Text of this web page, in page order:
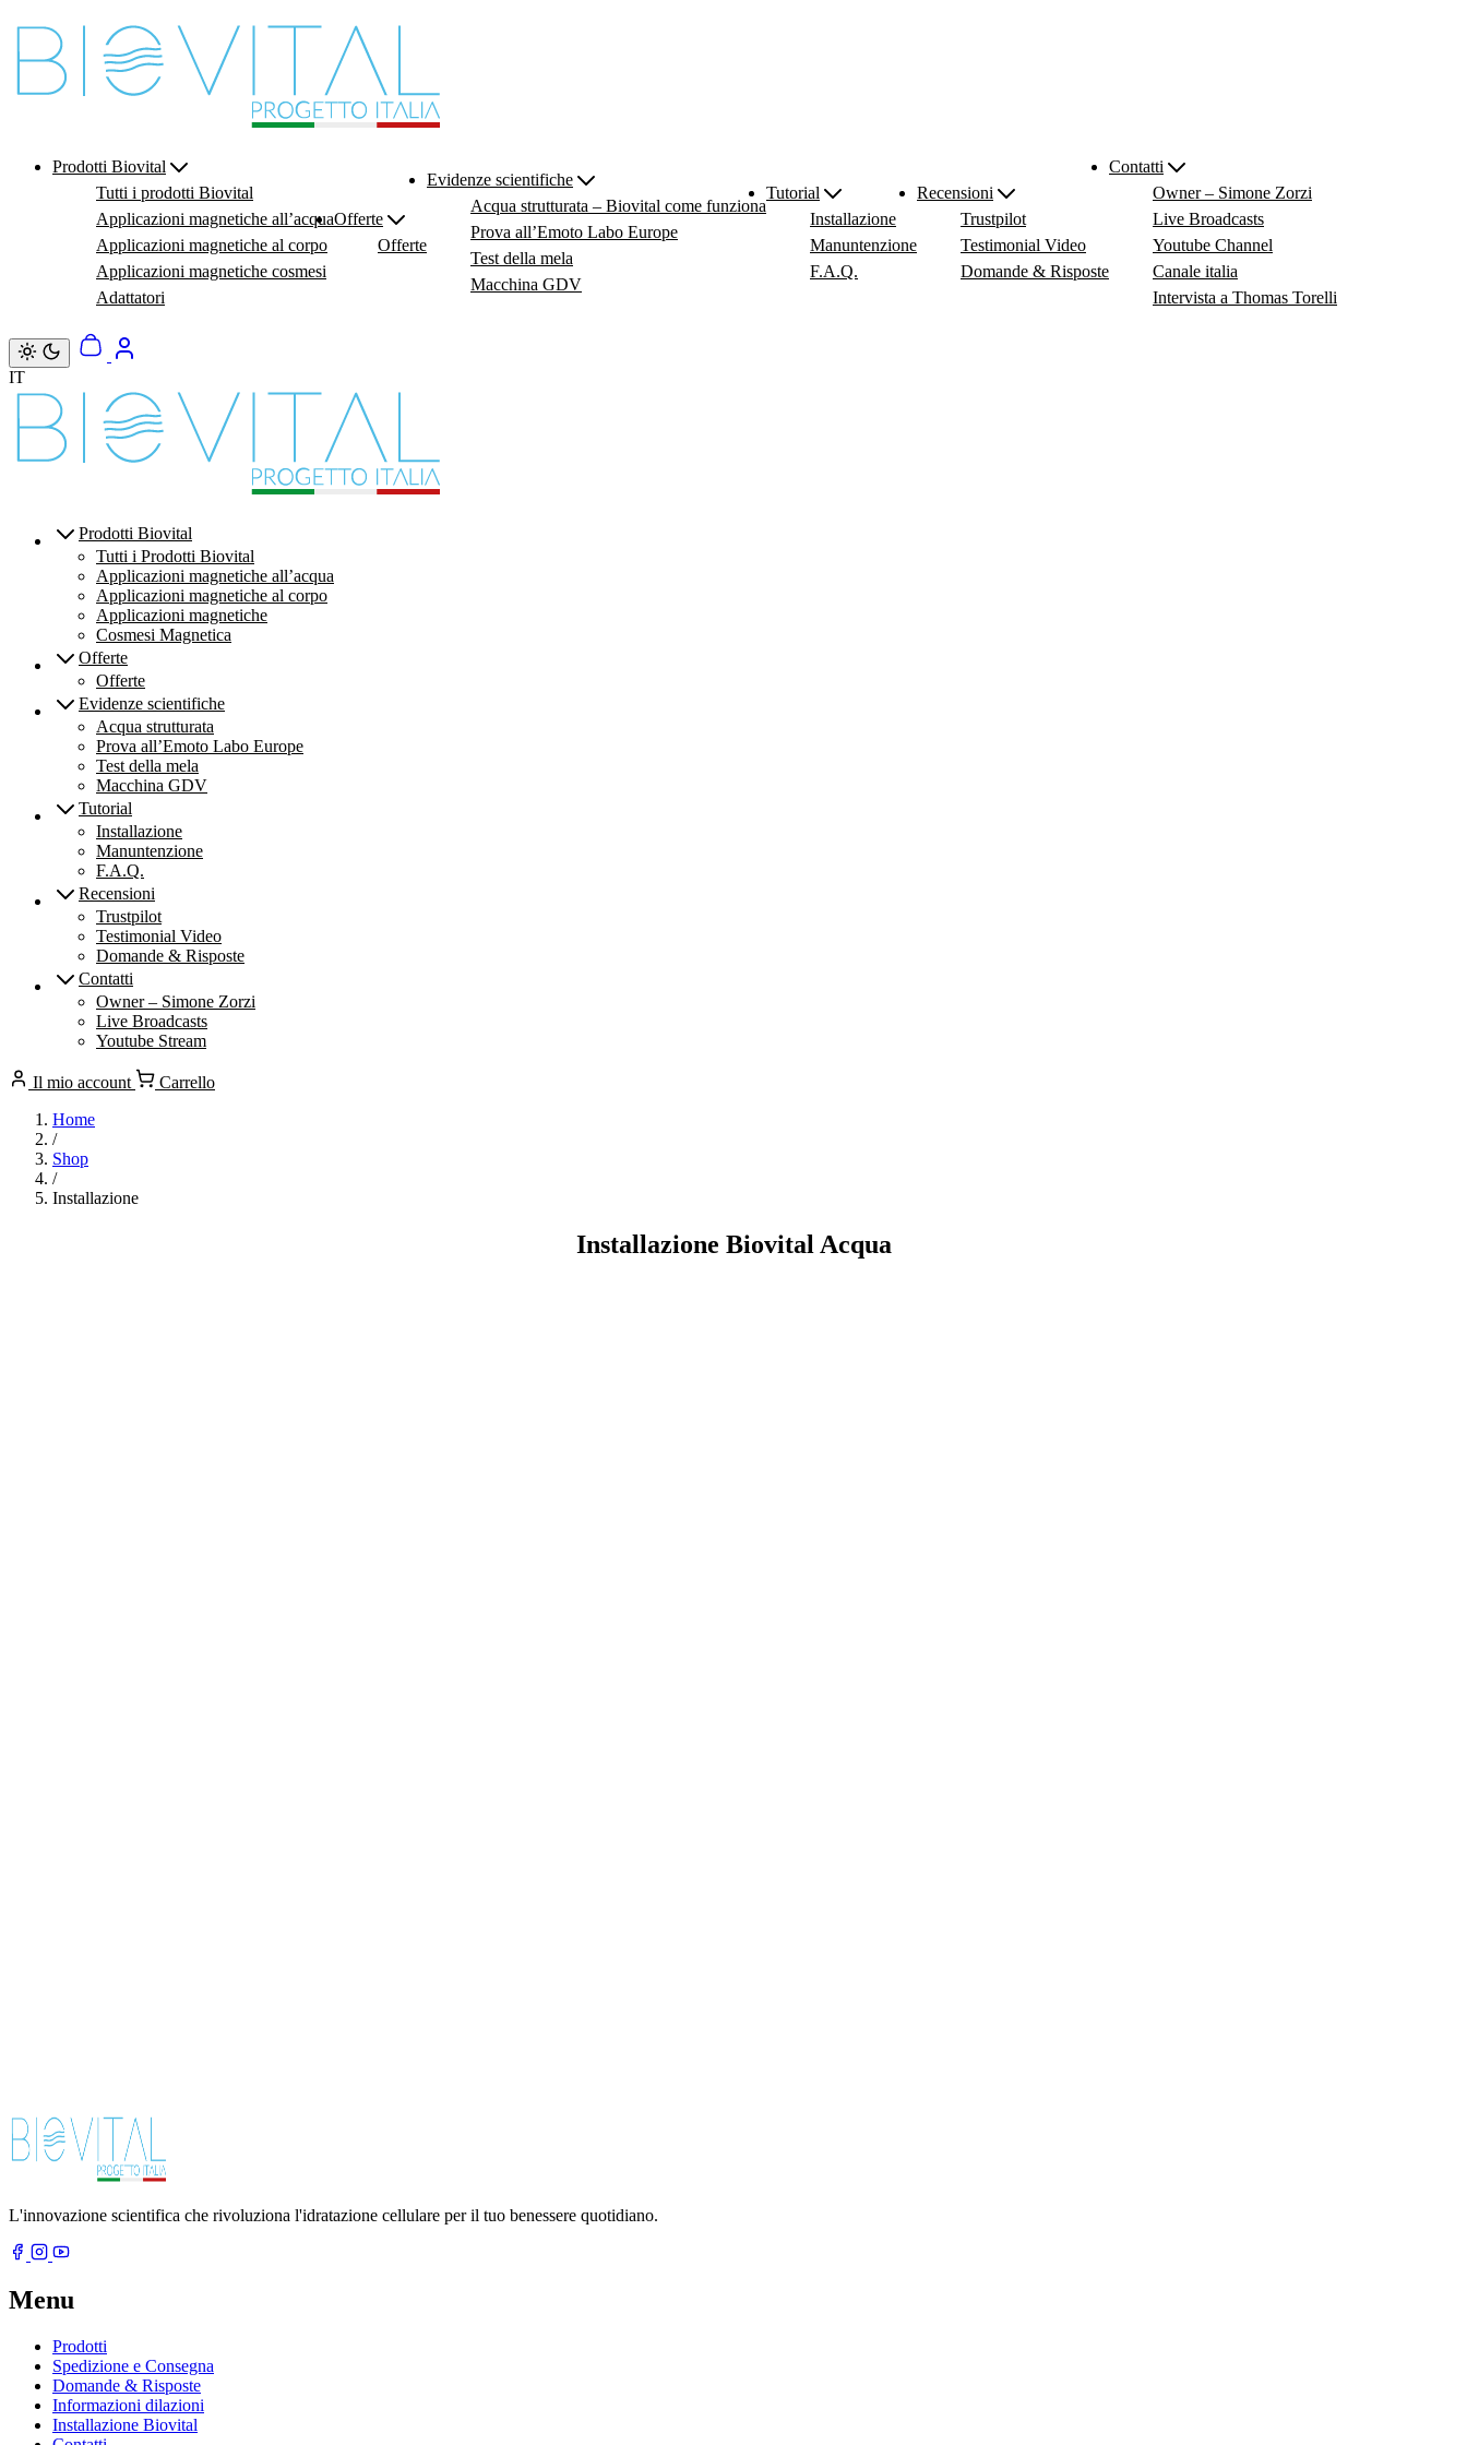
Vai direttamente ai contenuti
Prodotti Biovital
Tutti i prodotti Biovital
Applicazioni magnetiche all’acqua
Applicazioni magnetiche al corpo
Applicazioni magnetiche cosmesi
Adattatori
Offerte
Offerte
Evidenze scientifiche
Acqua strutturata – Biovital come funziona
Prova all’Emoto Labo Europe
Test della mela
Macchina GDV
Tutorial
Installazione
Manuntenzione
F.A.Q.
Recensioni
Trustpilot
Testimonial Video
Domande & Risposte
Contatti
Owner – Simone Zorzi
Live Broadcasts
Youtube Channel
Canale italia
Intervista a Thomas Torelli
IT
Prodotti Biovital
Tutti i Prodotti Biovital
Applicazioni magnetiche all’acqua
Applicazioni magnetiche al corpo
Applicazioni magnetiche
Cosmesi Magnetica
Offerte
Offerte
Evidenze scientifiche
Acqua strutturata
Prova all’Emoto Labo Europe
Test della mela
Macchina GDV
Tutorial
Installazione
Manuntenzione
F.A.Q.
Recensioni
Trustpilot
Testimonial Video
Domande & Risposte
Contatti
Owner – Simone Zorzi
Live Broadcasts
Youtube Stream
Il mio account
Carrello
Home
/
Shop
/
Installazione
Installazione Biovital Acqua
L'innovazione scientifica che rivoluziona l'idratazione cellulare per il tuo benessere quotidiano.
Menu
Prodotti
Spedizione e Consegna
Domande & Risposte
Informazioni dilazioni
Installazione Biovital